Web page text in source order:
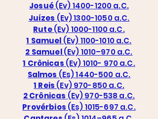
Josué(Ev) 1400-1200 a.C.
Juízes (Ev) 1300-1050 a.C.
Rute(Ev) 1000-1100 a.C.
1 Samuel (Ev) 1100-1010 a.C.
2 Samuel(Ev) 1010–970 a.C.
1 Crônicas (Ev) 1010- 970 a.C.
Salmos (Es) 1440-500 a.C.
2 Crônicas (Ev) 970-538 a.C.
1 Reis (Ev) 970-850 a.C.
Provérbios (Es) 1015-697 a.C.